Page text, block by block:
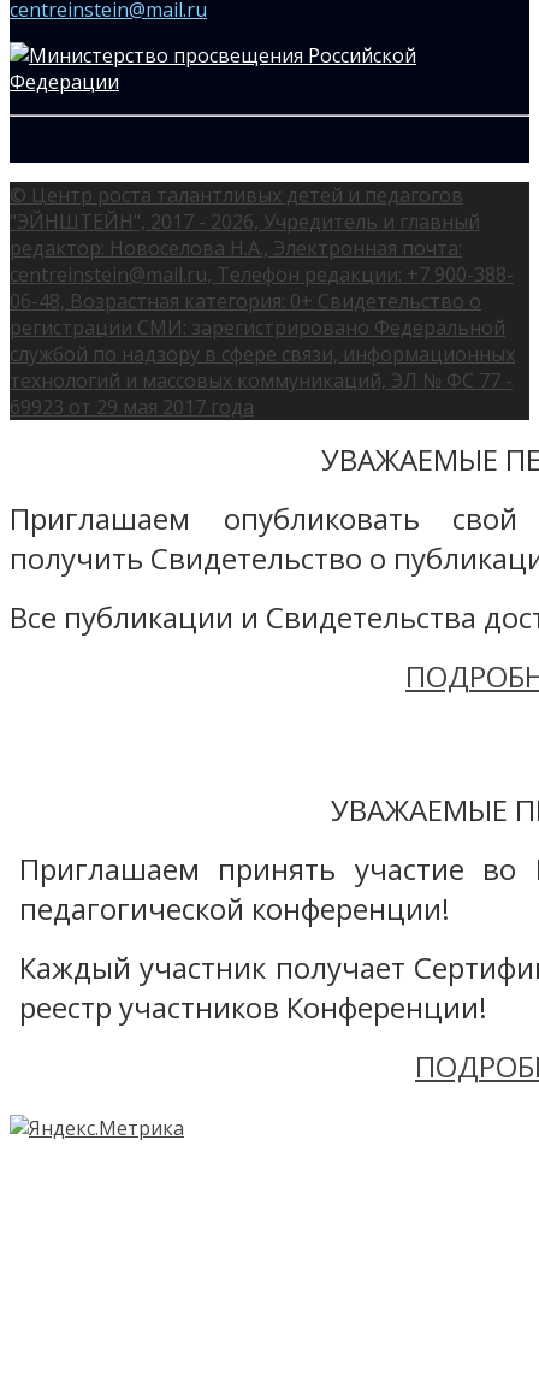
centreinstein@mail.ru
© Центр роста талантливых детей и педагогов
"ЭЙНШТЕЙН", 2017 - 2026, Учредитель и главный
редактор: Новоселова Н.А., Электронная почта:
centreinstein@mail.ru, Телефон редакции: +7 900-388-
06-48, Возрастная категория: 0+ Свидетельство о
регистрации СМИ: зарегистрировано Федеральной
службой по надзору в сфере связи, информационных
технологий и массовых коммуникаций, ЭЛ № ФС 77 -
69923 от 29 мая 2017 года
УВАЖАЕМЫЕ
Приглашаем опубликовать
получить Свидетельство о
Все публикации и Свидетельства
УВАЖАЕМЫЕ
Приглашаем принять участие во
педагогической конференции!
Каждый участник получает
реестр участников Конференции!